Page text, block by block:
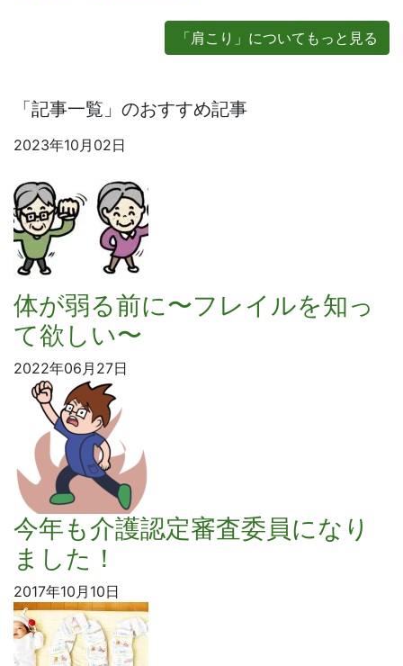
「肩こり」についてもっと見る
「記事一覧」のおすすめ記事
2023年10月02日
体が弱る前に〜フレイルを知っ
て欲しい〜
2022年06月27日
今年も介護認定審査委員になり
ました！
2017年10月10日